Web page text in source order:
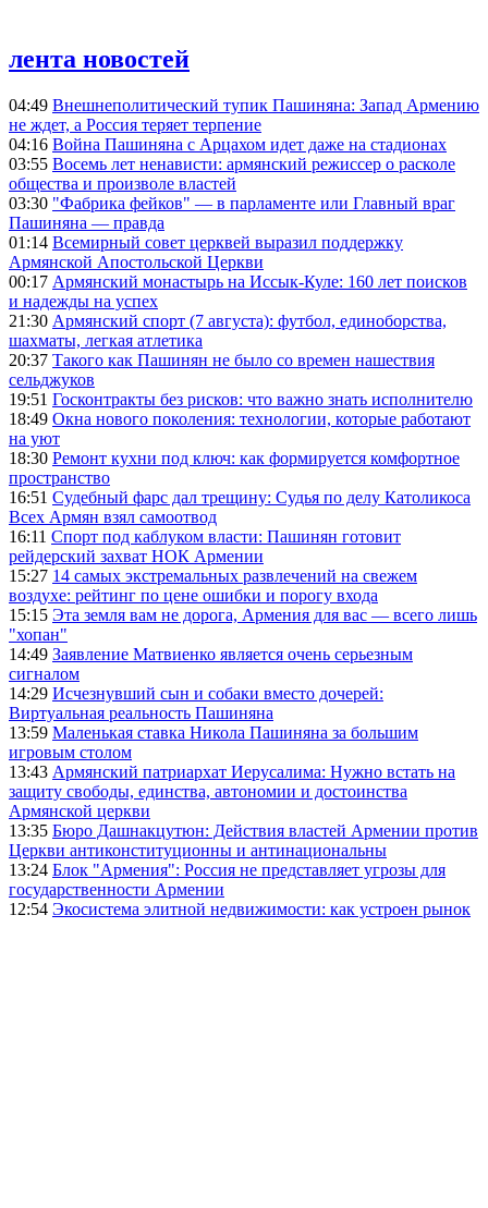
лента новостей
04:49 Внешнеполитический тупик Пашиняна: Запад Армению
не ждет, а Россия теряет терпение
04:16 Война Пашиняна с Арцахом идет даже на стадионах
03:55 Восемь лет ненависти: армянский режиссер о расколе
общества и произволе властей
03:30 "Фабрика фейков" — в парламенте или Главный враг
Пашиняна — правда
01:14 Всемирный совет церквей выразил поддержку
Армянской Апостольской Церкви
00:17 Армянский монастырь на Иссык-Куле: 160 лет поисков
и надежды на успех
21:30 Армянский спорт (7 августа): футбол, единоборства,
шахматы, легкая атлетика
20:37 Такого как Пашинян не было со времен нашествия
сельджуков
19:51 Госконтракты без рисков: что важно знать исполнителю
18:49 Окна нового поколения: технологии, которые работают
на уют
18:30 Ремонт кухни под ключ: как формируется комфортное
пространство
16:51 Судебный фарс дал трещину: Судья по делу Католикоса
Всех Армян взял самоотвод
16:11 Спорт под каблуком власти: Пашинян готовит
рейдерский захват НОК Армении
15:27 14 самых экстремальных развлечений на свежем
воздухе: рейтинг по цене ошибки и порогу входа
15:15 Эта земля вам не дорога, Армения для вас — всего лишь
"хопан"
14:49 Заявление Матвиенко является очень серьезным
сигналом
14:29 Исчезнувший сын и собаки вместо дочерей:
Виртуальная реальность Пашиняна
13:59 Маленькая ставка Никола Пашиняна за большим
игровым столом
13:43 Армянский патриархат Иерусалима: Нужно встать на
защиту свободы, единства, автономии и достоинства
Армянской церкви
13:35 Бюро Дашнакцутюн: Действия властей Армении против
Церкви антиконституционны и антинациональны
13:24 Блок "Армения": Россия не представляет угрозы для
государственности Армении
12:54 Экосистема элитной недвижимости: как устроен рынок